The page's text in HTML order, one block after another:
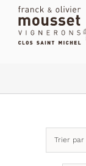
Passer
contenu
LE DOMAINE
Trier par